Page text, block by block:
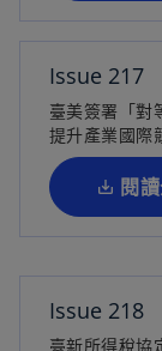
Issue 217
臺美簽署「對
提升產業國際
閱
新
標
籤
中
Issue 218
臺新所得稅協
在